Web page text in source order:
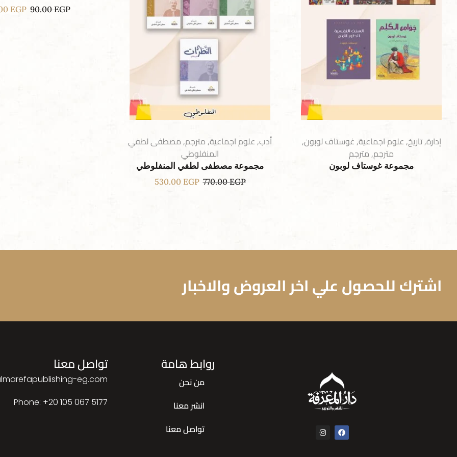
إدارة,تاريخ,علوم اجماعية,غوستاف لوبون,
مترجم,مترجم
مجموعة غوستاف لوبون
أدب,علوم اجماعية,مترجم,مصطفى لطفي
المنفلوطي
مجموعة مصطفى لطفي المنفلوطي
770.00EGP
530.00 EGP
90.00EGP
EGP
اشترك للحصول علي اخر العروض والاخبار
روابط هامة
من نحن
انشر معنا
تواصل معنا
تواصل معنا
eg.com
Phone: ‎+20 105 067 5177